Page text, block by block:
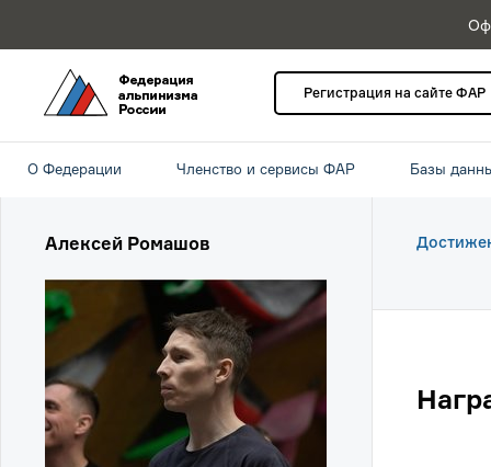
Регистрация на сайте ФАР
О Федерации Членство и сервисы ФАР Базы
Алексей Ромашов